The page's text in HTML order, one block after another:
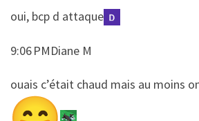
​​oui, bcp d attaque
9:06 PMDiane M
​​ouais c’était chaud mais au moins